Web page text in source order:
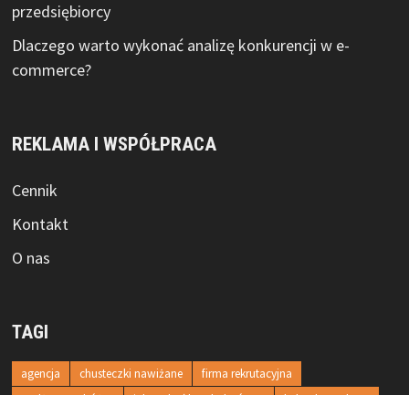
przedsiębiorcy
Dlaczego warto wykonać analizę konkurencji w e-
commerce?
REKLAMA I WSPÓŁPRACA
Cennik
Kontakt
O nas
TAGI
agencja chusteczki nawiżane
firma rekrutacyjna